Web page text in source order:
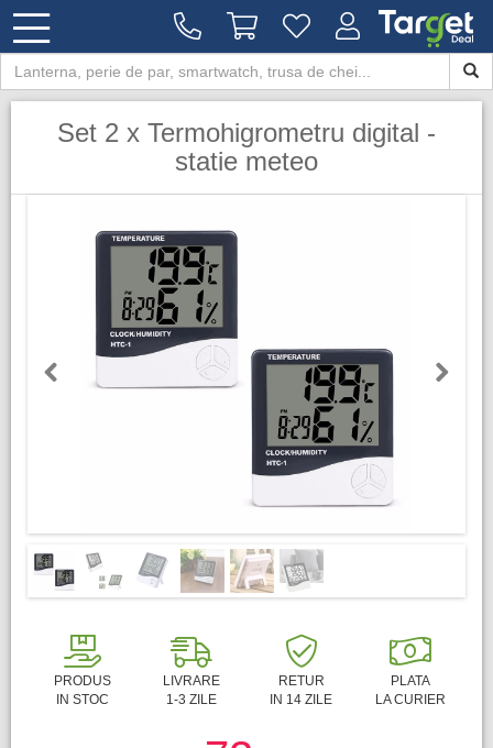
Set 2 x Termohigrometru digital -
statie meteo
PRODUS
IN STOC
LIVRARE
1-3 ZILE
RETUR
IN 14 ZILE
PLATA
LA CURIER